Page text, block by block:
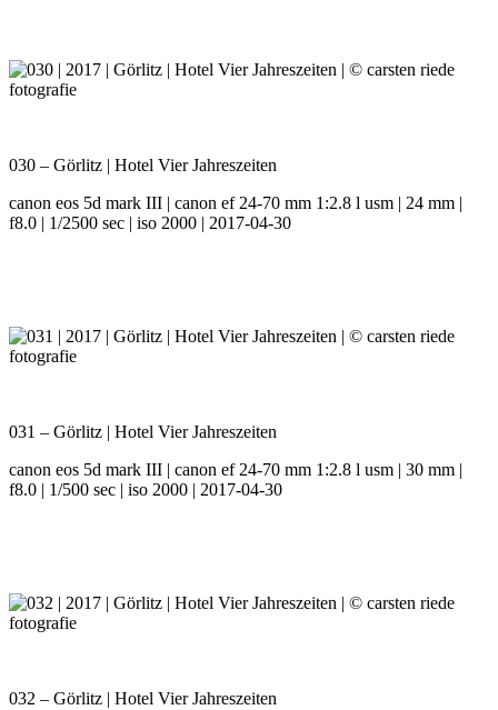
030 – Görlitz | Hotel Vier Jahreszeiten
canon eos 5d mark III | canon ef 24-70 mm 1:2.8 l usm | 24 mm |
f8.0 | 1/2500 sec | iso 2000 | 2017-04-30
031 – Görlitz | Hotel Vier Jahreszeiten
canon eos 5d mark III | canon ef 24-70 mm 1:2.8 l usm | 30 mm |
f8.0 | 1/500 sec | iso 2000 | 2017-04-30
032 – Görlitz | Hotel Vier Jahreszeiten